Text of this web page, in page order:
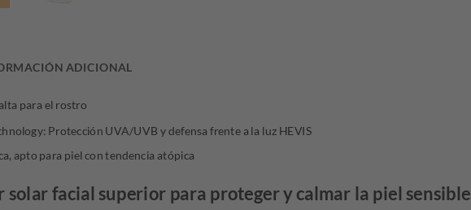
ADICIONAL
para el rostro
Protección UVA/UVB y defensa frente a la luz HEVIS
apto para piel con tendencia atópica
solar facial superior para proteger y calmar la piel sensible